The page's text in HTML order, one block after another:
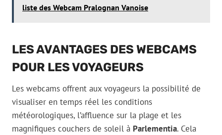
liste des Webcam Pralognan Vanoise
LES AVANTAGES DES WEBCAMS
POUR LES VOYAGEURS
Les webcams offrent aux voyageurs la possibilité de
visualiser en temps réel les conditions
météorologiques, l’affluence sur la plage et les
magnifiques couchers de soleil à Parlementia. Cela